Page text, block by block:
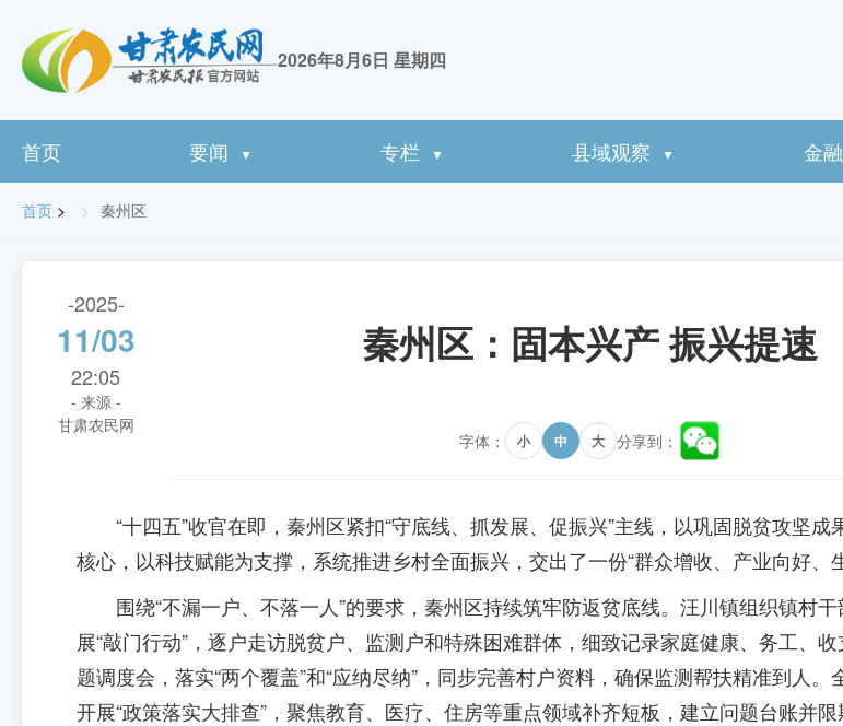
2026年8月6日 星期四
首页 要闻 ▼ 专栏 ▼ 县域观察 ▼ 金融
首页 > 秦州区
-2025-
11/03
22:05
- 来源 -
甘肃农民网
秦州区：固本兴产 振兴提速
字体： 小 中 大 分享到：
“十四五”收官在即，秦州区紧扣“守底线、抓发展、促振兴”主线，以巩固脱贫攻坚
核心，以科技赋能为支撑，系统推进乡村全面振兴，交出了一份“群众增收、产业向好、
围绕“不漏一户、不落一人”的要求，秦州区持续筑牢防返贫底线。汪川镇组织镇村
展“敲门行动”，逐户走访脱贫户、监测户和特殊困难群体，细致记录家庭健康、务工、
题调度会，落实“两个覆盖”和“应纳尽纳”，同步完善村户资料，确保监测帮扶精准到人。
开展“政策落实大排查”，聚焦教育、医疗、住房等重点领域补齐短板，建立问题台账并